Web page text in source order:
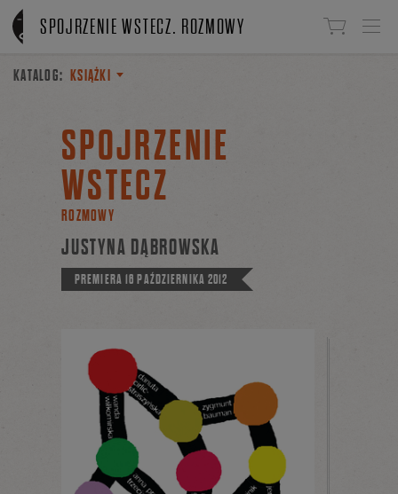
Linki do przejścia
SPOJRZENIE WSTECZ. ROZMOWY
KATALOG: KSIĄŻKI
SPOJRZENIE
WSTECZ
ROZMOWY
JUSTYNA DĄBROWSKA
PREMIERA16 PAŹDZIERNIKA 2012